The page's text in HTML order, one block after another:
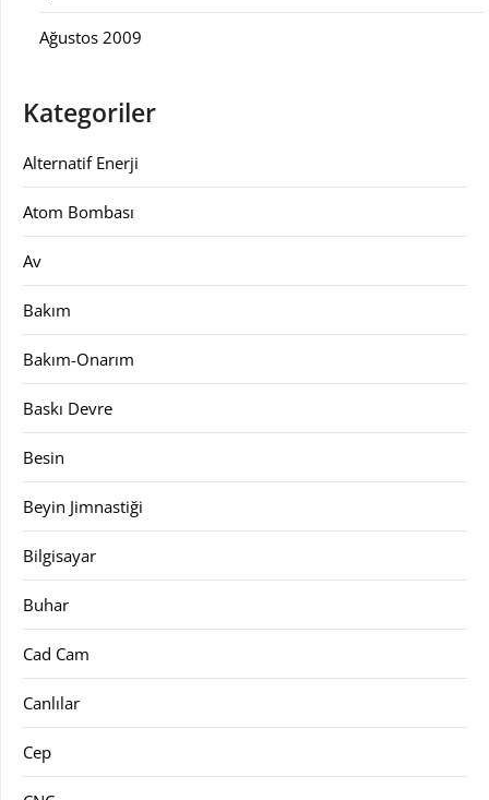
Ağustos 2009
Kategoriler
Alternatif Enerji
Atom Bombası
Av
Bakım
Bakım-Onarım
Baskı Devre
Besin
Beyin Jimnastiği
Bilgisayar
Buhar
Cad Cam
Canlılar
Cep